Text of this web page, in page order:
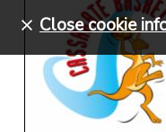
Close cookie